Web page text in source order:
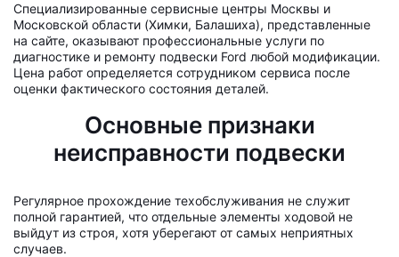
Специализированные сервисные центры Москвы и
Московской области (Химки, Балашиха), представленные
на сайте, оказывают профессиональные услуги по
диагностике и ремонту подвески Ford любой модификации.
Цена работ определяется сотрудником сервиса после
оценки фактического состояния деталей.
Основные признаки
неисправности подвески
Регулярное прохождение техобслуживания не служит
полной гарантией, что отдельные элементы ходовой не
выйдут из строя, хотя уберегают от самых неприятных
случаев.